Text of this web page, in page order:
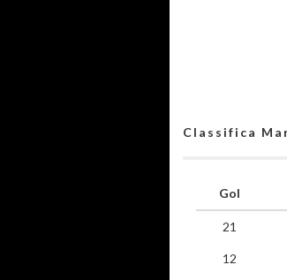
Classifica
Gol
21
12